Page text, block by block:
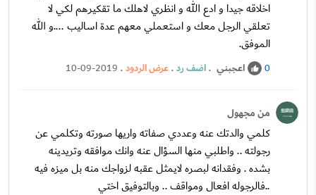
اخلاقه جيدا و ادع الله و انظري لاهلك ما تقكيرهم لكي لا
تعلقي الرجل معك و استعملي معهم عدة اساليب ....و الله
الموفق.
0 اعجبني .اضف رد.عرض الردود.
10-09-2019
من مجهول
كلمي والدتك عنه وعددي صفاته واريها صورته وتكلمي عن
رجولته .. واطلبي منها السؤال عنه وانك موافقه وتريدينه
بشده . وفقدانه لبصره لايمثل عقبه لزواجك منه بل ميزه فيه
..فالرجوله افعال ومواقف .. وبالتوفيق اختي